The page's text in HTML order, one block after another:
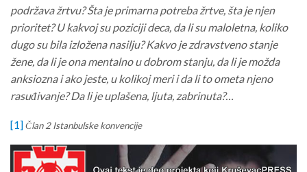
podržava žrtvu? Šta je primarna potreba žrtve, šta je njen
prioritet? U kakvoj su poziciji deca, da li su maloletna, koliko
dugo su bila izložena nasilju? Kakvo je zdravstveno stanje
žene, da li je ona mentalno u dobrom stanju, da li je možda
anksiozna i ako jeste, u kolikoj meri i da li to ometa njeno
rasuđivanje? Da li je uplašena, ljuta, zabrinuta?…
[1]Član 2 Istanbulske konvencije